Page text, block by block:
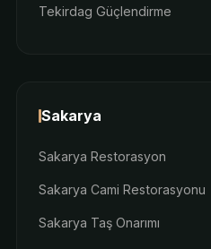
Tekirdag Güçlendirme
Sakarya
Sakarya Restorasyon
Sakarya Cami Restorasyonu
Sakarya Taş Onarımı